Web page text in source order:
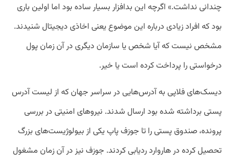
چندانی نداشت.» اگرچه این بدافزار بسیار ساده بود اما اولین باری
بود که افراد زیادی درباره این موضوع یعنی اخاذی دیجیتال شنیدند.
مشخص نیست که آیا شخص یا سازمان دیگری در آن زمان پول
درخواستی را پرداخت کرده است یا خیر.
دیسک‌های فلاپی به آدرس‌هایی در سراسر جهان که از لیست آدرس
پستی برداشته شده بود ارسال شدند. نیروهای امنیتی در بررسی
پرونده، صندوق پستی را تا جوزف پاپ یکی از بیولوژیست‌های بزرگ
تحصیل کرده در هاروارد ردیابی کردند. جوزف نیز در آن زمان مشغول